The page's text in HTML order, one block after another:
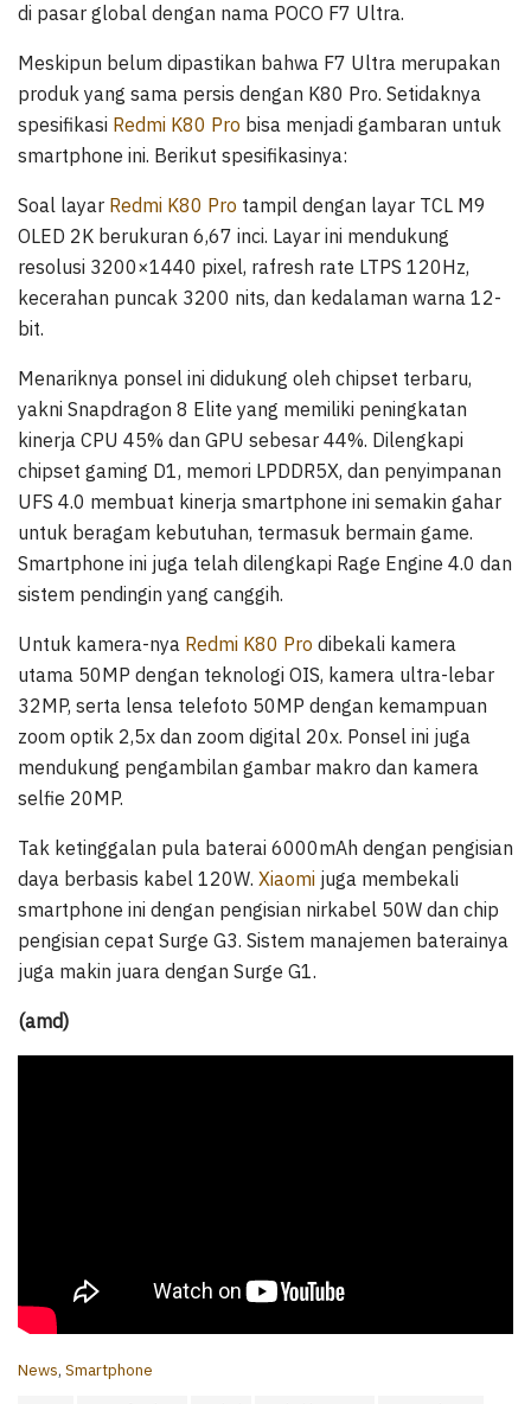
di pasar global dengan nama POCO F7 Ultra.
Meskipun belum dipastikan bahwa F7 Ultra merupakan
produk yang sama persis dengan K80 Pro. Setidaknya
spesifikasi Redmi K80 Pro bisa menjadi gambaran untuk
smartphone ini. Berikut spesifikasinya:
Soal layar Redmi K80 Pro tampil dengan layar TCL M9
OLED 2K berukuran 6,67 inci. Layar ini mendukung
resolusi 3200×1440 pixel, rafresh rate LTPS 120Hz,
kecerahan puncak 3200 nits, dan kedalaman warna 12-
bit.
Menariknya ponsel ini didukung oleh chipset terbaru,
yakni Snapdragon 8 Elite yang memiliki peningkatan
kinerja CPU 45% dan GPU sebesar 44%. Dilengkapi
chipset gaming D1, memori LPDDR5X, dan penyimpanan
UFS 4.0 membuat kinerja smartphone ini semakin gahar
untuk beragam kebutuhan, termasuk bermain game.
Smartphone ini juga telah dilengkapi Rage Engine 4.0 dan
sistem pendingin yang canggih.
Untuk kamera-nya Redmi K80 Pro dibekali kamera
utama 50MP dengan teknologi OIS, kamera ultra-lebar
32MP, serta lensa telefoto 50MP dengan kemampuan
zoom optik 2,5x dan zoom digital 20x. Ponsel ini juga
mendukung pengambilan gambar makro dan kamera
selfie 20MP.
Tak ketinggalan pula baterai 6000mAh dengan pengisian
daya berbasis kabel 120W. Xiaomi juga membekali
smartphone ini dengan pengisian nirkabel 50W dan chip
pengisian cepat Surge G3. Sistem manajemen baterainya
juga makin juara dengan Surge G1.
(amd)
C
News, Smartphone